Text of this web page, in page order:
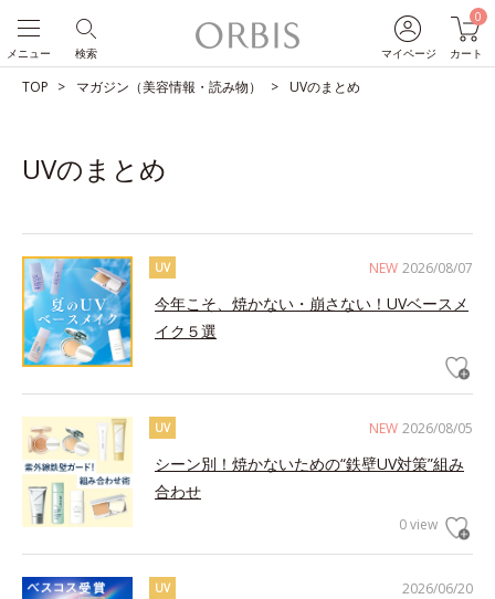
マイページ
0
カート
検索
メニュー
TOP マガジン（美容情報・読み物） UVのまとめ
UVのまとめ
NEW 2026/08/07
UV
今年こそ、焼かない・崩さない！UVベースメ
イク５選
NEW 2026/08/05
UV
シーン別！焼かないための“鉄壁UV対策”組み
合わせ
0 view
2026/06/20
UV